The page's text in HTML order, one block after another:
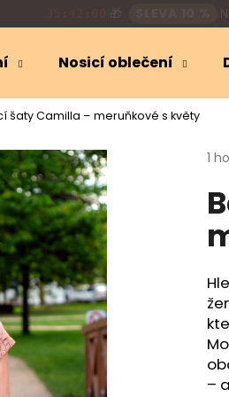
Nosicí oblečení
šaty Camilla – meruňkové s květy
je
1
–
Co potřebujete
Doporučujeme